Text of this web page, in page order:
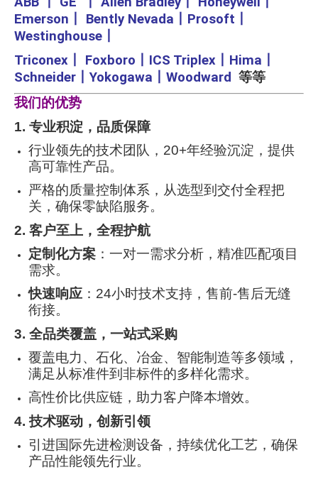
Emerson
Bently Nevada Prosoft
Westinghouse
Triconex
Foxboro ICS Triplex Hima
Schneider 丨Yokogawa Woodward 等等
我们的优势
1. 专业积淀，品质保障
行业领先的技术团队，20+年经验沉淀，提供
高可靠性产品。
严格的质量控制体系，从选型到交付全程把
关，确保零缺陷服务。
2. 客户至上，全程护航
定制化方案 ：一对一需求分析，精准匹配项目
需求。
快速响应 ：24小时技术支持，售前-售后无缝
衔接。
3. 全品类覆盖，一站式采购
覆盖电力、石化、冶金、智能制造等多领域，
满足从标准件到非标件的多样化需求。
高性价比供应链，助力客户降本增效。
4. 技术驱动，创新引领
引进国际先进检测设备，持续优化工艺，确保
产品性能领先行业。